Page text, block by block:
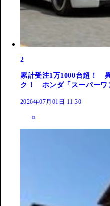
2
累計受注1万1000台超！
ク！ ホンダ「スーパーワ
2026年07月01日 11:30